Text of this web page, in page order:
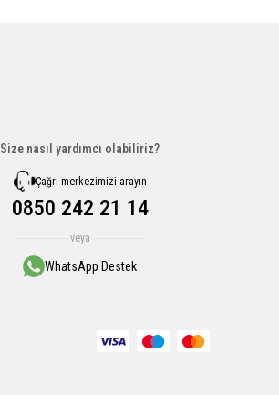
Size nasıl yardımcı olabiliriz?
Çağrı merkezimizi arayın
0850 242 21 14
veya
WhatsApp Destek